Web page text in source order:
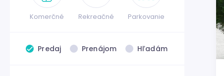
Komerčné Rekreačné Parkovanie
Predaj Prenájom Hľadám